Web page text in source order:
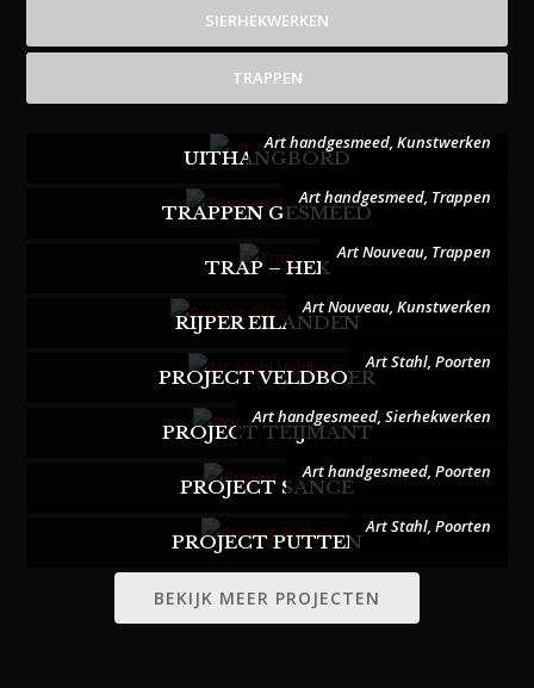
SIERHEKWERKEN
TRAPPEN
UITHANGBORD
Art handgesmeed, Kunstwerken
TRAPPEN GESMEED
Art handgesmeed, Trappen
TRAP – HEK
Art Nouveau, Trappen
RIJPER EILANDEN
Art Nouveau, Kunstwerken
PROJECT VELDBOER
Art Stahl, Poorten
PROJECT TEIJMANT
Art handgesmeed, Sierhekwerken
PROJECT SANCE
Art handgesmeed, Poorten
PROJECT PUTTEN
Art Stahl, Poorten
BEKIJK MEER PROJECTEN